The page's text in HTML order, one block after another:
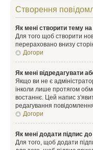
Створення
Як мені створити тему
Для того щоб створити
перераховано внизу
Догори
Як мені відредагувати
Якщо ви не є
інколи лише протягом
востаннє. Цей напис
редагування
Догори
Як мені додати підпис
Для того, щоб додати